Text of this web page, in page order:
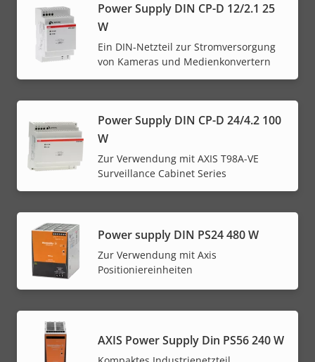
Power Supply DIN CP-D 12/2.1 25
W
Ein DIN-Netzteil zur Stromversorgung
von Kameras und Medienkonvertern
Power Supply DIN CP-D 24/4.2 100
W
Zur Verwendung mit AXIS T98A-VE
Surveillance Cabinet Series
Power supply DIN PS24 480 W
Zur Verwendung mit Axis
Positioniereinheiten
AXIS Power Supply Din PS56 240 W